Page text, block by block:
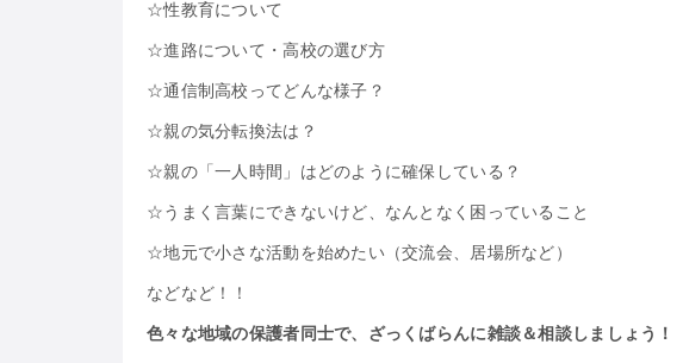
☆性教育について
☆進路について・高校の選び方
☆通信制高校ってどんな様子？
☆親の気分転換法は？
☆親の「一人時間」はどのように確保している？
☆うまく言葉にできないけど、なんとなく困っていること
☆地元で小さな活動を始めたい（交流会、居場所など）
などなど！！
色々な地域の保護者同士で、ざっくばらんに雑談＆相談しましょう！